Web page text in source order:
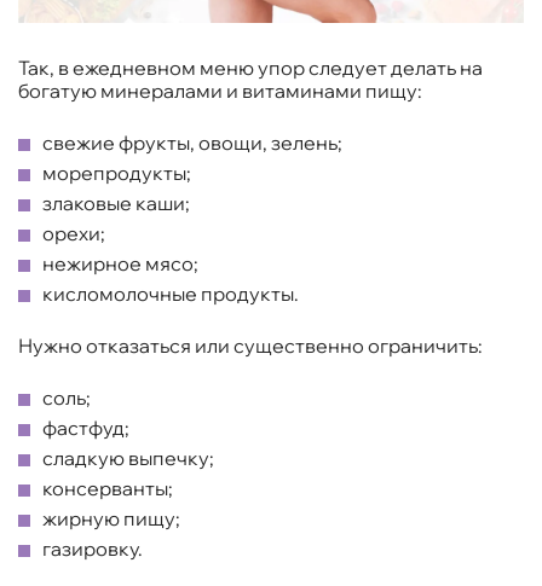
Так, в ежедневном меню упор следует делать на
богатую минералами и витаминами пищу:
свежие фрукты, овощи, зелень;
морепродукты;
злаковые каши;
орехи;
нежирное мясо;
кисломолочные продукты.
Нужно отказаться или существенно ограничить:
соль;
фастфуд;
сладкую выпечку;
консерванты;
жирную пищу;
газировку.